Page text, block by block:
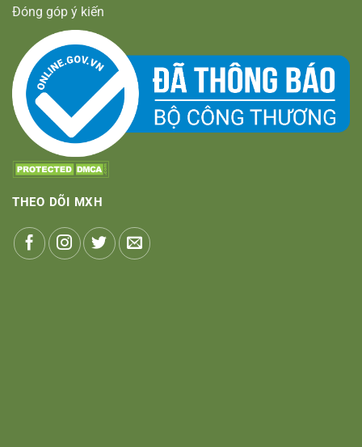
Đóng góp ý kiến
THEO DÕI MXH